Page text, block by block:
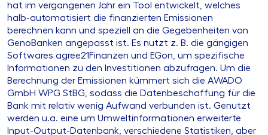
hat im vergangenen Jahr ein Tool entwickelt, welches
halb-automatisiert die finanzierten Emissionen
berechnen kann und speziell an die Gegebenheiten von
GenoBanken angepasst ist. Es nutzt z. B. die gängigen
Softwares agree21Finanzen und EGon, um spezifische
Informationen zu den Investitionen abzufragen. Um die
Berechnung der Emissionen kümmert sich die AWADO
GmbH WPG StBG, sodass die Datenbeschaffung für die
Bank mit relativ wenig Aufwand verbunden ist. Genutzt
werden u.a. eine um Umweltinformationen erweiterte
Input-Output-Datenbank, verschiedene Statistiken, aber